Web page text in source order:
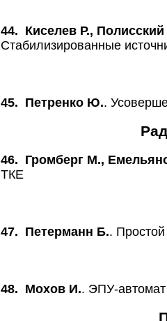
44. Киселев Р.,
Стабилизированные
45. Петренко Ю..
46. Громберг М.,
ТКЕ
47. Петерманн Б..
48. Мохов И.. ЭПУ-автомат